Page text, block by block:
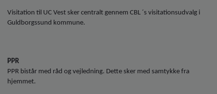
Visitation til UC Vest sker centralt gennem CBL ´s visitationsudvalg i
Guldborgssund kommune.
PPR
PPR bistår med råd og vejledning. Dette sker med samtykke fra
hjemmet.